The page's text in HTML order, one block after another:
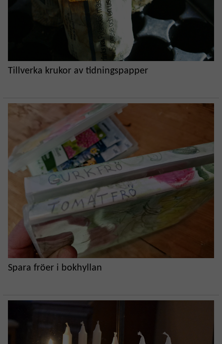
Tillverka krukor av tidningspapper
Spara fröer i bokhyllan